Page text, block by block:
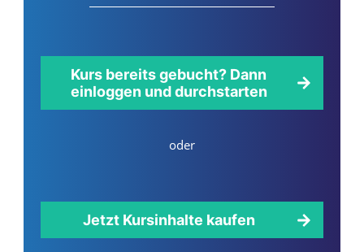
Kurs bereits gebucht? Dann
einloggen und durchstarten
oder
Jetzt Kursinhalte kaufen